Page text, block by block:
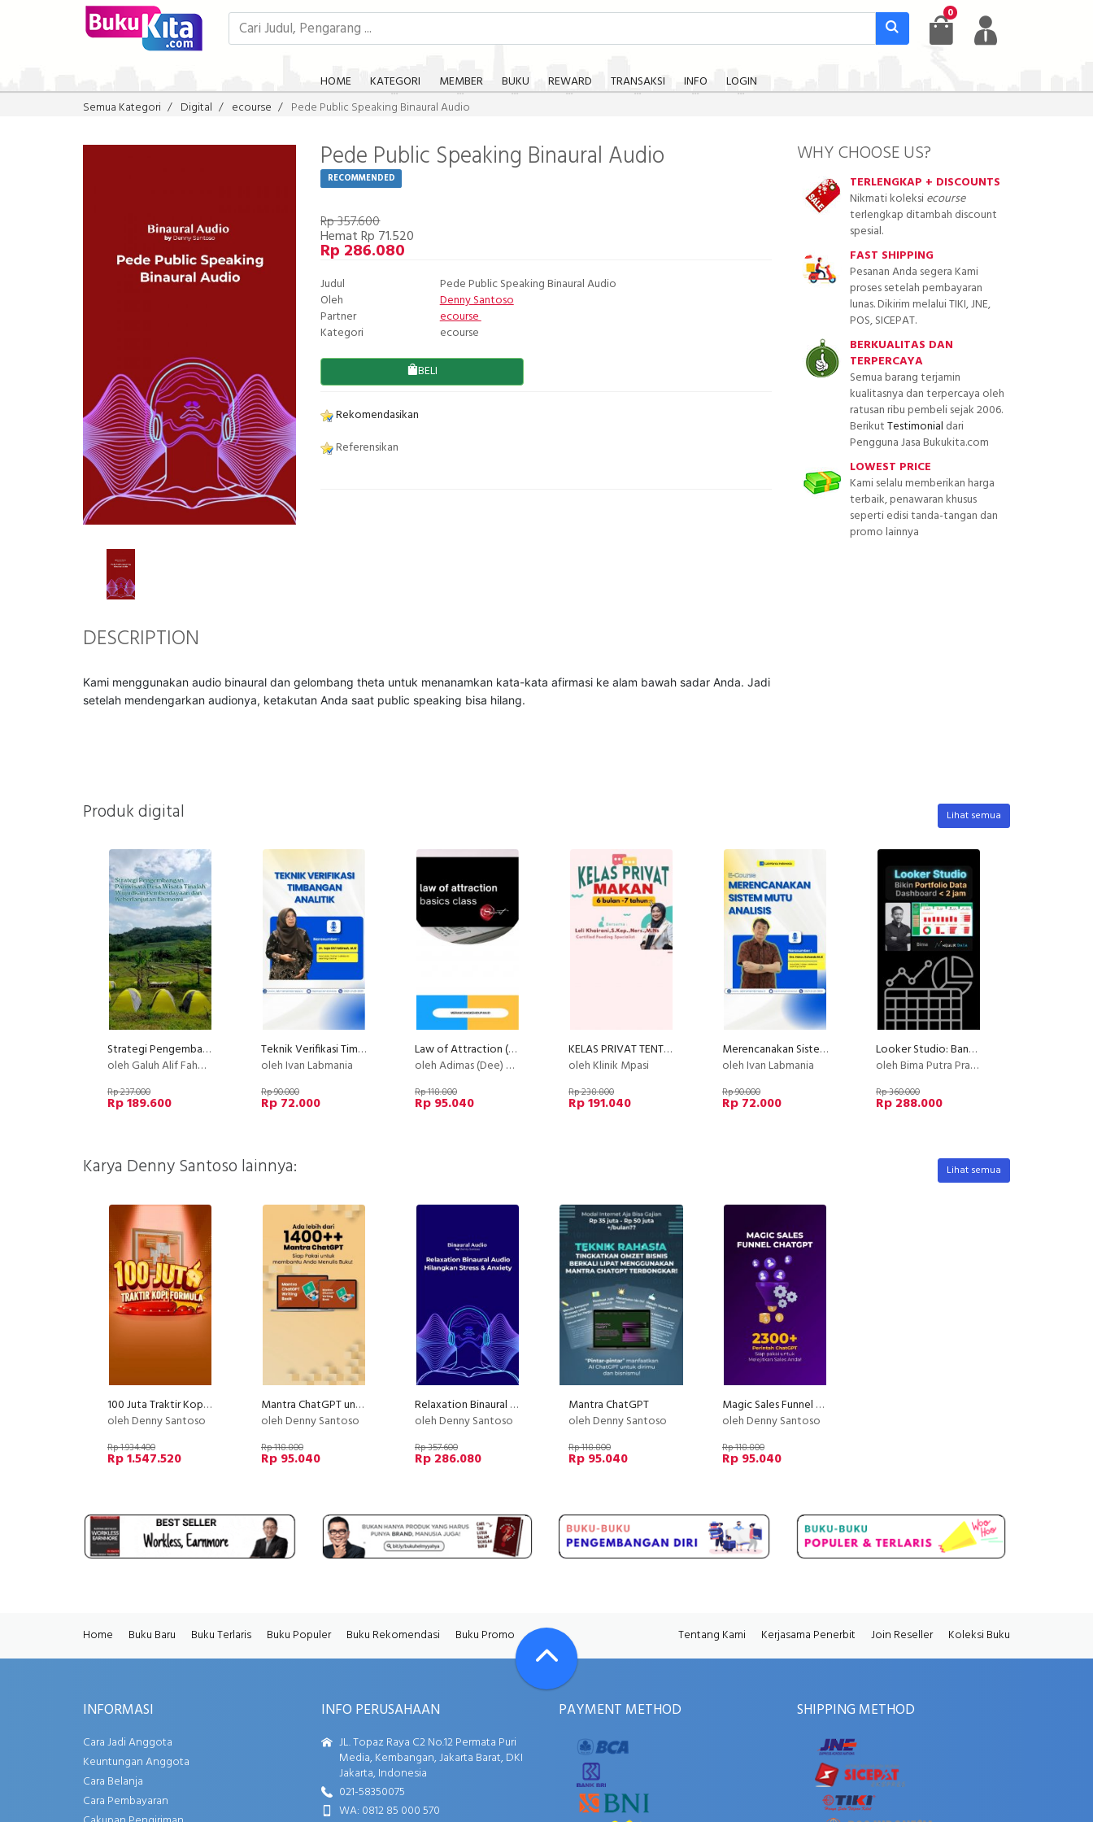
0
HOME KATEGORI MEMBER BUKU REWARD TRANSAKSI INFO
LOGIN
Semua Kategori
Digital ecourse Pede Public Speaking Binaural Audio
Pede Public Speaking Binaural Audio
RECOMMENDED
Rp 357.600
Hemat Rp 71.520
Rp 286.080
Judul
Pede Public Speaking Binaural Audio
Oleh
Denny Santoso
Partner
ecourse
Kategori
ecourse
BELI
Rekomendasikan
Referensikan
DESCRIPTION
Kami menggunakan audio binaural dan gelombang theta untuk menanamkan kata-kata afirmasi ke alam bawah sadar Anda. Jadi
setelah mendengarkan audionya, ketakutan Anda saat public speaking bisa hilang.
WHY CHOOSE US?
TERLENGKAP + DISCOUNTS
Nikmati koleksiecourse
terlengkap ditambah discount
spesial.
FAST SHIPPING
Pesanan Anda segera Kami
proses setelah pembayaran
lunas. Dikirim melalui TIKI, JNE,
POS, SICEPAT.
BERKUALITAS DAN
TERPERCAYA
Semua barang terjamin
kualitasnya dan terpercaya oleh
ratusan ribu pembeli sejak 2006.
BerikutTestimonial dari
Pengguna Jasa Bukukita.com
LOWEST PRICE
Kami selalu memberikan harga
terbaik, penawaran khusus
seperti edisi tanda-tangan dan
promo lainnya
Produk digital Lihat semua
Strategi Pengembangan Desa Wisata Tinalah Wujudkan Pemberdayaan & Keberlanjutan Ekonomi
oleh Galuh Alif Fahmi Rizki
Rp 237.000
Rp 189.600
Teknik Verifikasi Timbangan Analitik
oleh Ivan Labmania
Rp 90.000
Rp 72.000
Law of Attraction (LOA) - Basic
oleh Adimas (Dee) Wirajayanagara (Lesmana)
Rp 118.800
Rp 95.040
KELAS PRIVAT TENTANG MAKAN (by Klinik MPASI )
oleh Klinik Mpasi
Rp 238.800
Rp 191.040
Merencanakan Sistem Mutu Analisis
oleh Ivan Labmania
Rp 90.000
Rp 72.000
Looker Studio: Bangun Portfolio Data Analysis dengan data UMKM
oleh Bima Putra Pratama
Rp 360.000
Rp 288.000
Karya Denny Santoso lainnya: Lihat semua
100 Juta Traktir Kopi Formula
oleh Denny Santoso
Rp 1.934.400
Rp 1.547.520
Mantra ChatGPT untuk Penulisan Buku
oleh Denny Santoso
Rp 118.800
Rp 95.040
Relaxation Binaural Audio - Hilangkan Stress & Anxiety
oleh Denny Santoso
Rp 357.600
Rp 286.080
Mantra ChatGPT
oleh Denny Santoso
Rp 118.800
Rp 95.040
Magic Sales Funnel ChatGPT
oleh Denny Santoso
Rp 118.800
Rp 95.040
Home Buku Baru Buku Terlaris Buku Populer Buku Rekomendasi Buku Promo Tentang Kami Kerjasama Penerbit Join Reseller Koleksi Buku
INFORMASI
Cara Jadi Anggota
Keuntungan Anggota
Cara Belanja
Cara Pembayaran
INFO PERUSAHAAN
JL. Topaz Raya C2 No.12 Permata Puri
Media, Kembangan, Jakarta Barat, DKI
Jakarta, Indonesia
021-58350075
WA: 0812 85 000 570
PAYMENT METHOD SHIPPING METHOD